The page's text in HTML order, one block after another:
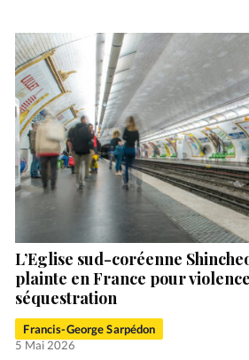
L’Eglise sud-coréenne
plainte en France pour
séquestration
Francis-George Sarpédon
5 Mai 2026